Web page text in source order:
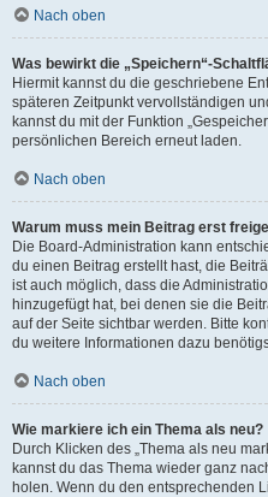
Nach oben
Was bewirkt die „Speichern“-
Hiermit kannst du die geschriebene
späteren Zeitpunkt vervollständigen
kannst du mit der Funktion
persönlichen Bereich erneut laden.
Nach oben
Warum muss mein Beitrag erst
Die Board-Administration kann
du einen Beitrag erstellt hast, die
ist auch möglich, dass die
hinzugefügt hat, bei denen sie die
auf der Seite sichtbar werden. Bitte
du weitere Informationen dazu
Nach oben
Wie markiere ich ein Thema als neu?
Durch Klicken des „Thema als neu
kannst du das Thema wieder ganz
holen. Wenn du den entsprechenden